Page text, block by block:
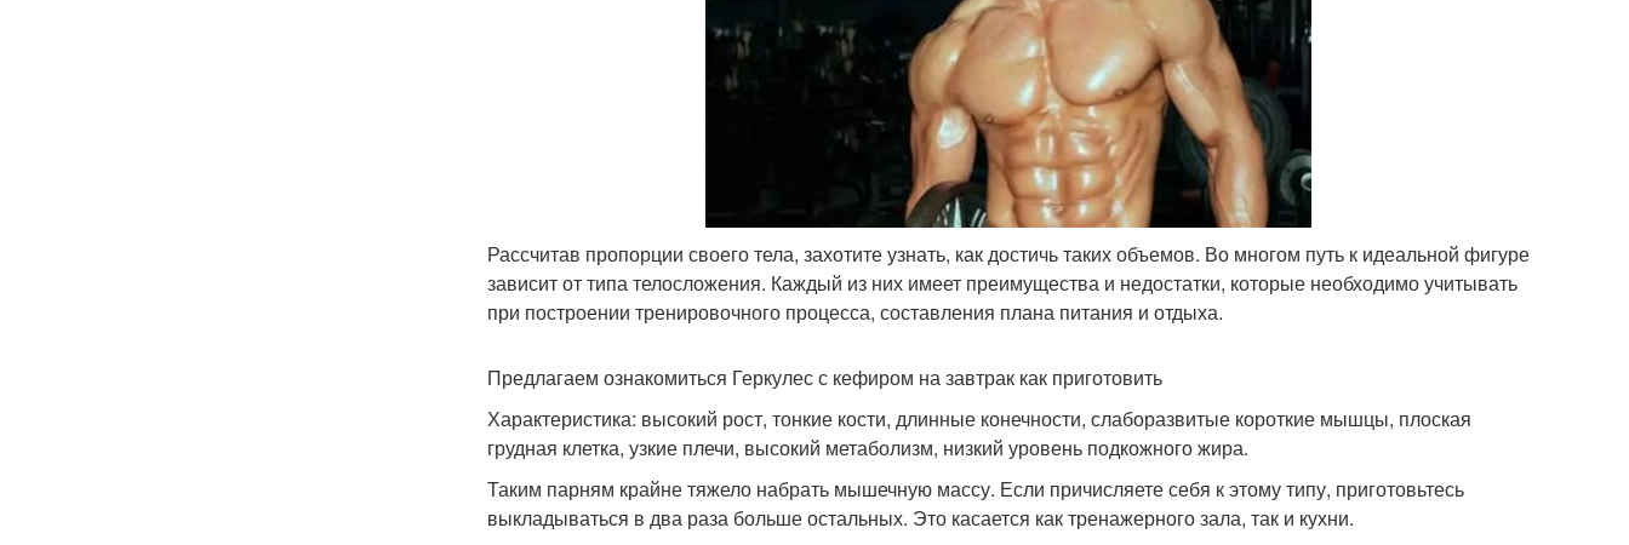
Рассчитав пропорции своего тела, захотите узнать, как достичь таких объемов. Во многом путь к идеальной фигуре
зависит от типа телосложения. Каждый из них имеет преимущества и недостатки, которые необходимо учитывать
при построении тренировочного процесса, составления плана питания и отдыха.
Предлагаем ознакомиться Геркулес с кефиром на завтрак как приготовить
Характеристика: высокий рост, тонкие кости, длинные конечности, слаборазвитые короткие мышцы, плоская
грудная клетка, узкие плечи, высокий метаболизм, низкий уровень подкожного жира.
Таким парням крайне тяжело набрать мышечную массу. Если причисляете себя к этому типу, приготовьтесь
выкладываться в два раза больше остальных. Это касается как тренажерного зала, так и кухни.